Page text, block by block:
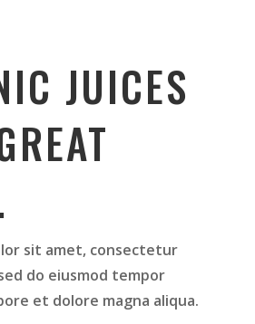
JUICES
sit amet, consectetur
do eiusmod tempor
et dolore magna aliqua.